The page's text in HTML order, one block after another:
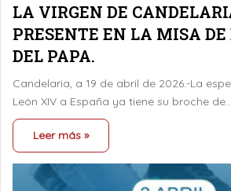
LA VIRGEN DE
PRESENTE EN LA MISA DE
DEL PAPA.
Candelaria, a 19 de abril de 2026.-La
León XIV a España ya tiene su broche de…
Leer más »